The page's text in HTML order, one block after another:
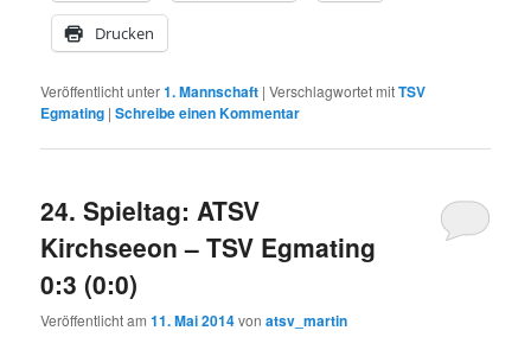
Drucken
Veröffentlicht unter1. Mannschaft |Verschlagwortet mitTSV
Egmating |Schreibe einen Kommentar
24. Spieltag: ATSV
Kirchseeon – TSV Egmating
0:3 (0:0)
Veröffentlicht am11. Mai 2014vonatsv_martin